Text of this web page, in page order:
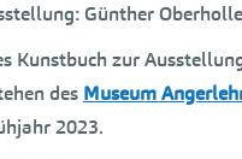
Günther
Kunstbuch zur
des Museum
2023.